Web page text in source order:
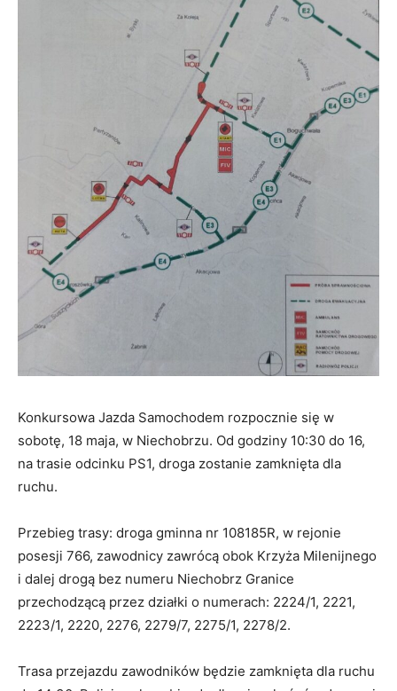
Konkursowa Jazda Samochodem rozpocznie się w
sobotę, 18 maja, w Niechobrzu. Od godziny 10:30 do 16,
na trasie odcinku PS1, droga zostanie zamknięta dla
ruchu.
Przebieg trasy: droga gminna nr 108185R, w rejonie
posesji 766, zawodnicy zawrócą obok Krzyża Milenijnego
i dalej drogą bez numeru Niechobrz Granice
przechodzącą przez działki o numerach: 2224/1, 2221,
2223/1, 2220, 2276, 2279/7, 2275/1, 2278/2.
Trasa przejazdu zawodników będzie zamknięta dla ruchu